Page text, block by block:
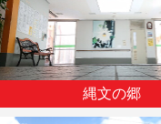
縄文の郷